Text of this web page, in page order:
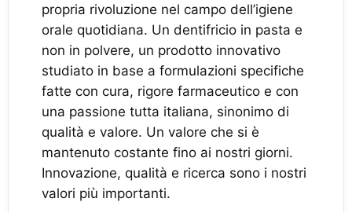
propria rivoluzione nel campo dell’igiene
orale quotidiana. Un dentifricio in pasta e
non in polvere, un prodotto innovativo
studiato in base a formulazioni specifiche
fatte con cura, rigore farmaceutico e con
una passione tutta italiana, sinonimo di
qualità e valore. Un valore che si è
mantenuto costante fino ai nostri giorni.
Innovazione, qualità e ricerca sono i nostri
valori più importanti.